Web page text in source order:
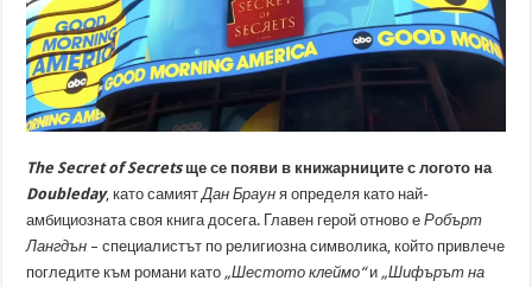
The Secret of Secretsще се появи в книжарниците с логото на
Doubleday, като самиятДан Браун я определя като най-
амбициозната своя книга досега. Главен герой отново еРобърт
Лангдън – специалистът по религиозна символика, който привлече
погледите към романи като „Шестото клеймо“и „Шифърът на